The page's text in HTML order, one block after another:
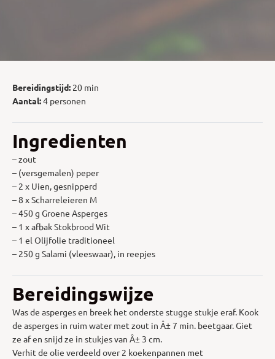
Bereidingstijd: 20 min
Aantal:4 personen
Ingredienten
– zout
– (versgemalen) peper
– 2 x Uien, gesnipperd
– 8 x Scharreleieren M
– 450 g Groene Asperges
– 1 x afbak Stokbrood Wit
– 1 el Olijfolie traditioneel
– 250 g Salami (vleeswaar), in reepjes
Bereidingswijze
Was de asperges en breek het onderste stugge stukje eraf. Kook
de asperges in ruim water met zout in Â± 7 min. beetgaar. Giet
ze af en snijd ze in stukjes van Â± 3 cm.
Verhit de olie verdeeld over 2 koekenpannen met